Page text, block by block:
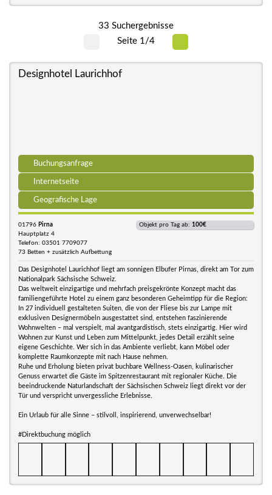
33 Suchergebnisse
Seite 1/4
Designhotel Laurichhof
Buchungsanfrage
Internetseite
Geografische Lage
01796 Pirna
Hauptplatz 4
Telefon: 03501 7709077
73 Betten + zusätzlich Aufbettung
Objekt pro Tag ab: 100€
Das Designhotel Laurichhof liegt am sonnigen Elbufer Pirnas, direkt am Tor zum
Nationalpark Sächsische Schweiz.
Das weltweit einzigartige und mehrfach preisgekrönte Konzept macht das
familiengeführte Hotel zu einem ganz besonderen Geheimtipp für die Region:
In 27 individuell gestalteten Suiten, die von der Fliese bis zur Lampe mit
exklusiven Designermöbeln ausgestattet sind, entstehen faszinierende
Wohnwelten – mal verspielt, mal avantgardistisch, stets einzigartig. Hier wird
Wohnen zur Kunst und Leben zum Mittelpunkt, jedes Detail erzählt seine
eigene Geschichte. Wer sich in das Ambiente verliebt, kann Möbel oder
komplette Raumkonzepte mit nach Hause nehmen.
Ruhe und Erholung bieten privat buchbare Wellness-Oasen, kulinarischer
Genuss erwartet die Gäste im Spitzenrestaurant mit regionaler Küche. Die
beeindruckende Naturlandschaft der Sächsischen Schweiz liegt direkt vor der
Tür und verspricht unvergessliche Erlebnisse.
Ein Urlaub für alle Sinne – stilvoll, inspirierend, unverwechselbar!
#Direktbuchung möglich